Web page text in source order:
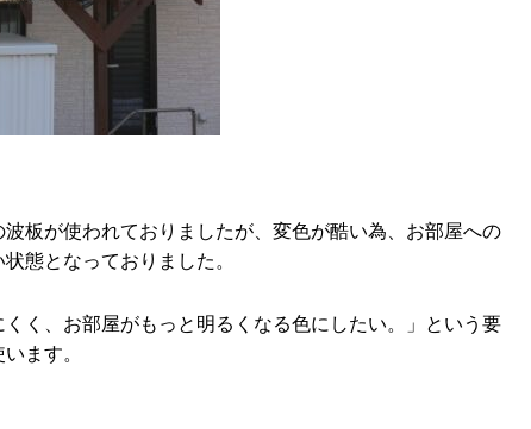
板が使われておりましたが、変色が酷い為、お部屋への
態となっておりました。
く、お部屋がもっと明るくなる色にしたい。」という要
ます。